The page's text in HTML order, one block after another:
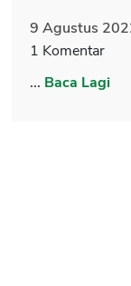
9 Agustus
1 Komentar
... Baca Lagi